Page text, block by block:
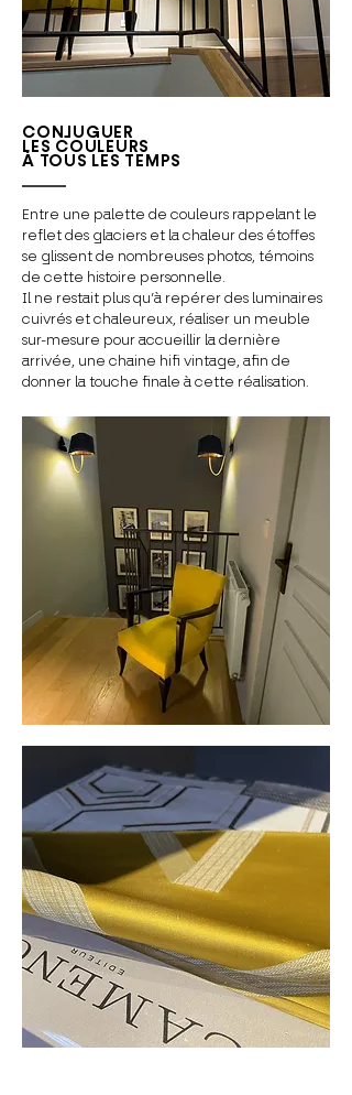
CONJUGUER
LES COULEURS
​À TOUS LES TEMPS
Entre une palette de couleurs rappelant le
reflet des glaciers et la chaleur des étoffes
se glissent de nombreuses photos, témoins
de cette histoire personnelle.
Il ne restait plus qu’à repérer des luminaires
cuivrés et chaleureux, réaliser un meuble
sur-mesure pour accueillir la dernière
arrivée, une chaine hifi vintage, afin de
donner la touche finale à cette réalisation.